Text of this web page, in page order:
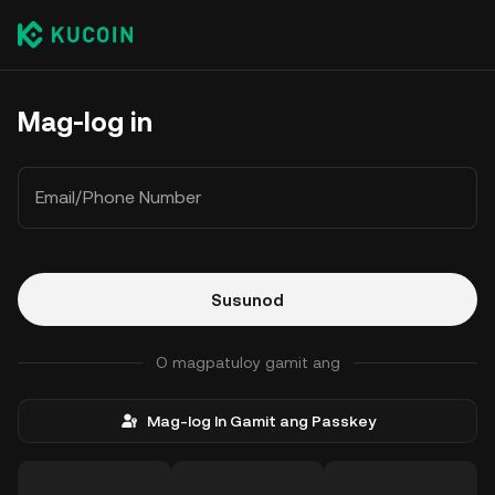
Mag-log in
Email/Phone Number
Susunod
O magpatuloy gamit ang
Mag-log In Gamit ang Passkey